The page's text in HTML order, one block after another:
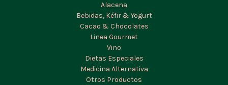
Alacena
Bebidas, Kéfir & Yogurt
Cacao & Chocolates
Linea Gourmet
Vino
Dietas Especiales
Medicina Alternativa
Otros Productos